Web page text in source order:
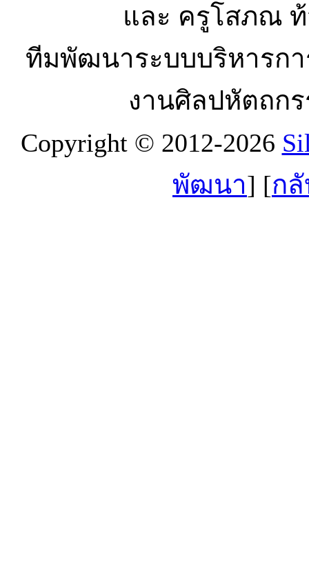
และ ครูโสภณ ท้
ทีมพัฒนาระบบบริหารก
งานศิลปหัตถก
Copyright © 2012-2026
พัฒนา] [ก